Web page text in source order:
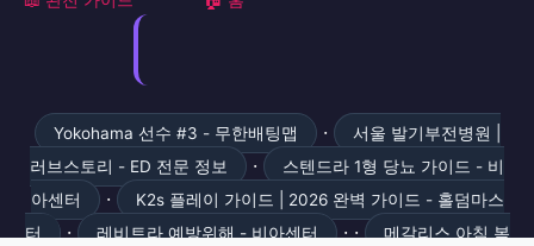
Yokohama 선수 #3 - 무한배팅맵 ·
서울 발기부전병원 |
러브스토리 - ED 전문 정보
·
스텐드라 1형 당뇨 가이드 - 비
아센터
·
K2s 플레이 가이드 | 2026 완벽 가이드 - 홀덤마스
터
· 레비트라 예방위해 - 비아센터 · · 메갈리스 아침 복